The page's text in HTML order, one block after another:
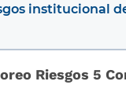
institucional
Riesgos 5